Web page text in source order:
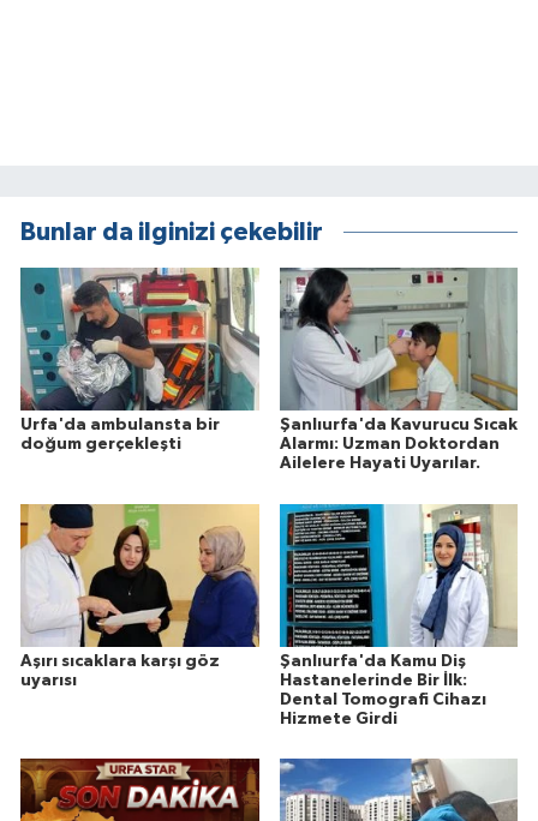
Bunlar da ilginizi çekebilir
Urfa'da ambulansta bir
doğum gerçekleşti
Şanlıurfa'da Kavurucu Sıcak
Alarmı: Uzman Doktordan
Ailelere Hayati Uyarılar.
Aşırı sıcaklara karşı göz
uyarısı
Şanlıurfa'da Kamu Diş
Hastanelerinde Bir İlk:
Dental Tomografi Cihazı
Hizmete Girdi